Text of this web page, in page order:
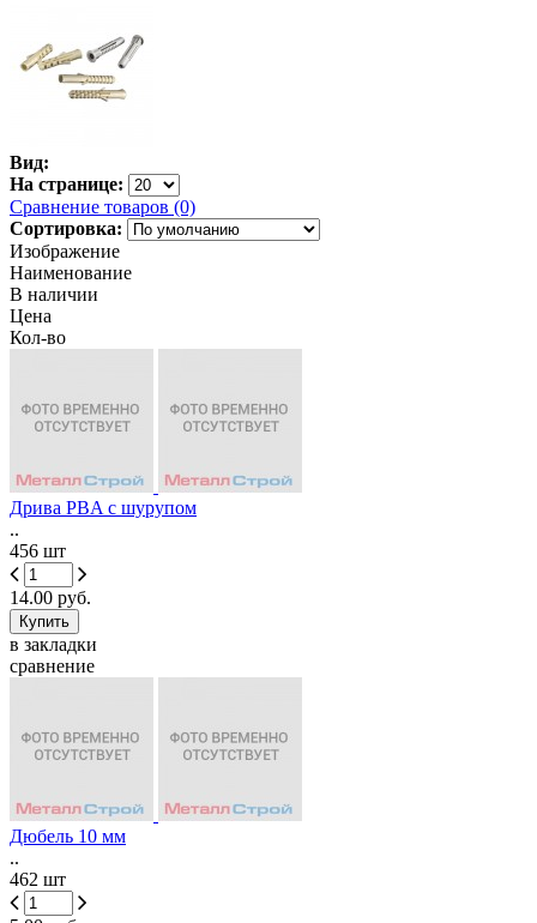
Вид:
На странице:
Сравнение товаров (0)
Сортировка:
Изображение
Наименование
В наличии
Цена
Кол-во
Дрива PBA с шурупом
..
456 шт
14.00 руб.
в закладки
сравнение
Дюбель 10 мм
..
462 шт